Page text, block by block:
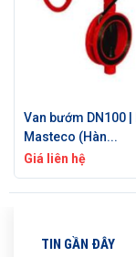
TIN GẦN ĐÂY
Van bướm DN100 |
Masteco (Hàn...
Giá liên hệ